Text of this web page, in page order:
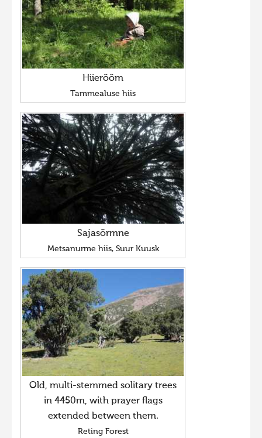
Hiierõõm
Tammealuse hiis
Sajasõrmne
Metsanurme hiis, Suur Kuusk
Old, multi-stemmed solitary trees
in 4450m, with prayer flags
extended between them.
Reting Forest